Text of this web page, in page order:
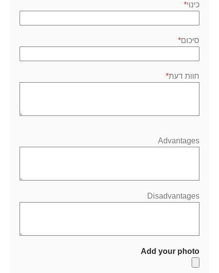
כינוי
סיכום
חוות דעת
Advantages
Disadvantages
Add your photo